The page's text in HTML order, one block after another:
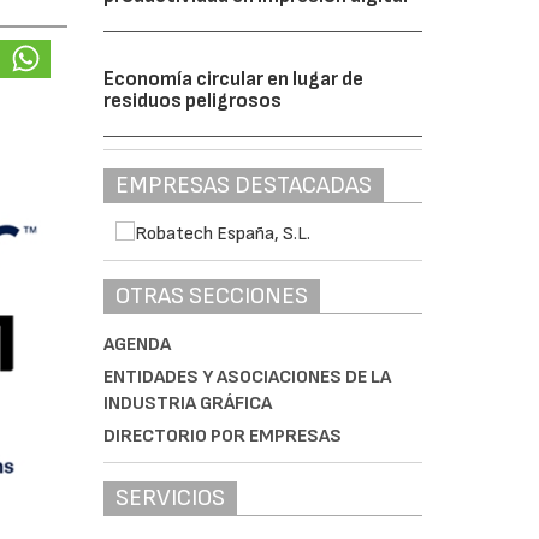
Economía circular en lugar de
residuos peligrosos
EMPRESAS DESTACADAS
OTRAS SECCIONES
AGENDA
ENTIDADES Y ASOCIACIONES DE LA
INDUSTRIA GRÁFICA
DIRECTORIO POR EMPRESAS
SERVICIOS